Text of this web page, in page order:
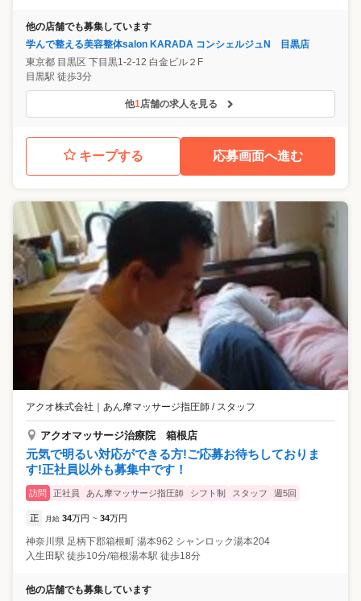
他の店舗でも募集しています
学んで整える美容整体salon KARADA コンシェルジュN 目黒店
東京都 目黒区 下目黒1-2-12 白金ビル２F
目黒駅 徒歩3分
他1店舗の求人を見る
キープする 応募画面へ進む
アクオ株式会社 あん摩マッサージ指圧師 / スタッフ
アクオマッサージ治療院 箱根店
元気で明るい対応ができる方!ご応募お待ちしておりま
す!正社員以外も募集中です！
訪問 正社員 あん摩マッサージ指圧師 シフト制 スタッフ 週5回
正 月給 34万円 ~ 34万円
神奈川県 足柄下郡箱根町 湯本962 シャンロック湯本204
入生田駅 徒歩10分/箱根湯本駅 徒歩18分
他の店舗でも募集しています